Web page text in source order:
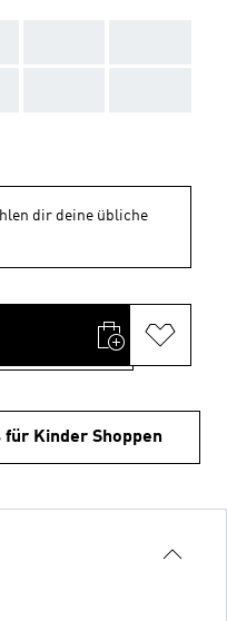
dir deine übliche
für Kinder Shoppen